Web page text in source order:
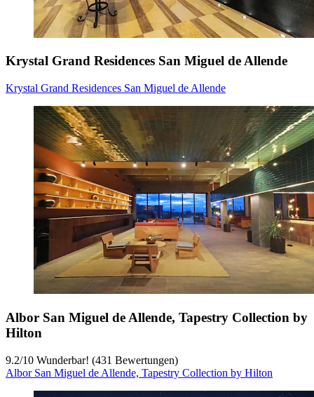
Krystal Grand Residences San Miguel de Allende
Krystal Grand Residences San Miguel de Allende
Albor San Miguel de Allende, Tapestry Collection by
Hilton
9.2/10 Wunderbar! (431 Bewertungen)
Albor San Miguel de Allende, Tapestry Collection by Hilton